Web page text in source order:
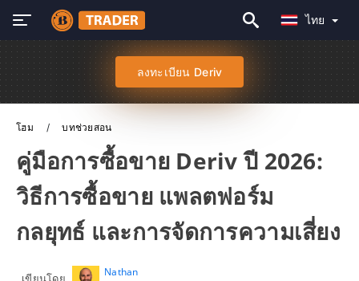
ไทย
ลงทะเบียน Deriv
โฮม บทช่วยสอน
คู่มือการซื้อขาย Deriv ปี 2026:
วิธีการซื้อขาย แพลตฟอร์ม
กลยุทธ์ และการจัดการความเสี่ยง
Nathan